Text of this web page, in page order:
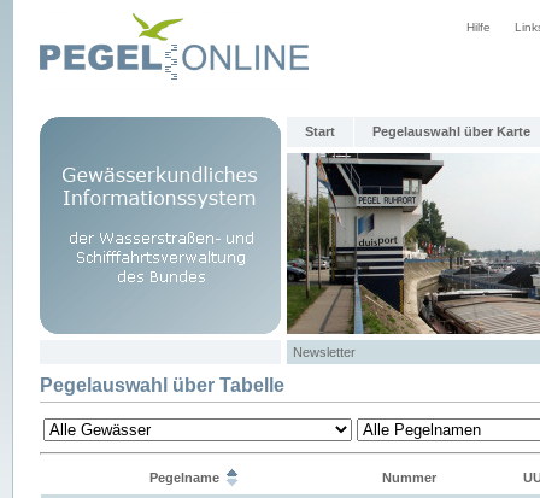
Hilfe
Start Pegelauswahl über Karte
Newsletter
Pegelauswahl über Tabelle
Pegelname Nummer